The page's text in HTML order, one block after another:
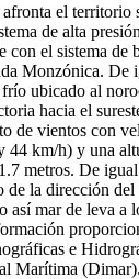
el territorio
de alta
con el sistema de
Monzónica. De
ubicado al
hacia el
de vientos con
44 km/h) y una
metros. De
de la dirección
así mar de leva a
e
Marítima (Dimar).